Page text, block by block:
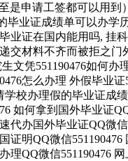
是申请工签都可以用
业证成绩单可以办学
业证在国内能用吗,
材料不齐而被拒之
凭551190476如何办
怎么办理 外假毕业
校办理假的毕业证成
如何拿到国外毕业证
办国外毕业证QQ微
明QQ微信
QQ微信551190476